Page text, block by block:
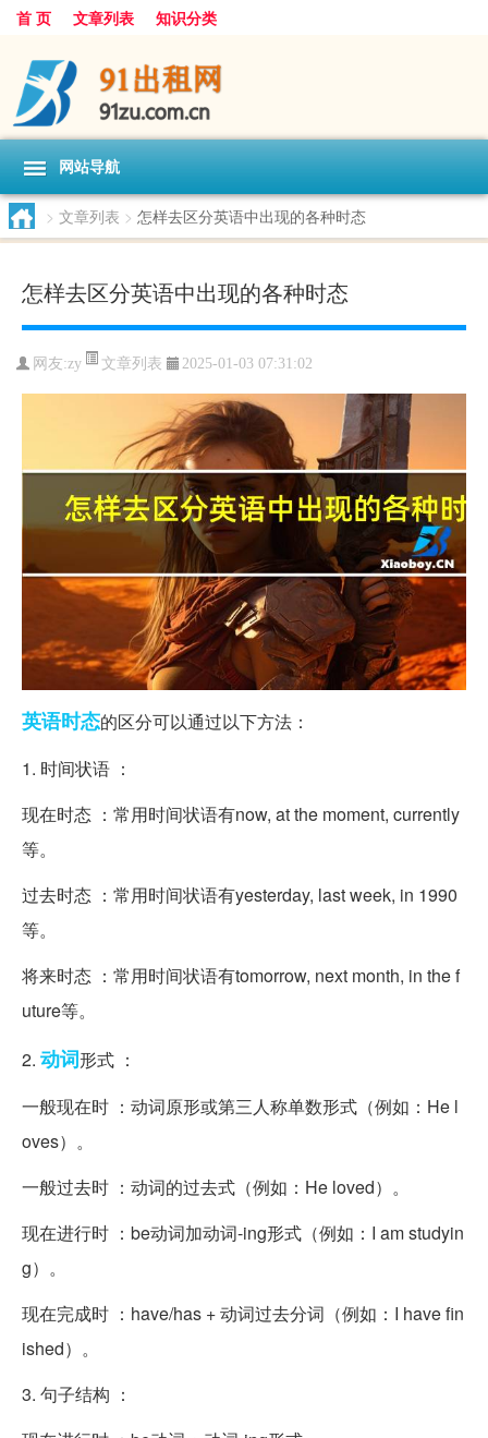
首 页 文章列表 知识分类
网站导航
> 文章列表 > 怎样去区分英语中出现的各种时态
怎样去区分英语中出现的各种时态
网友:zy 文章列表 2025-01-03 07:31:02
英语时态的区分可以通过以下方法：
1. 时间状语 ：
现在时态 ：常用时间状语有now, at the moment, currently
等。
过去时态 ：常用时间状语有yesterday, last week, in 1990
等。
将来时态 ：常用时间状语有tomorrow, next month, in the f
uture等。
2. 动词形式 ：
一般现在时 ：动词原形或第三人称单数形式（例如：He l
oves）。
一般过去时 ：动词的过去式（例如：He loved）。
现在进行时 ：be动词加动词-ing形式（例如：I am studyin
g）。
现在完成时 ：have/has + 动词过去分词（例如：I have fin
ished）。
3. 句子结构 ：